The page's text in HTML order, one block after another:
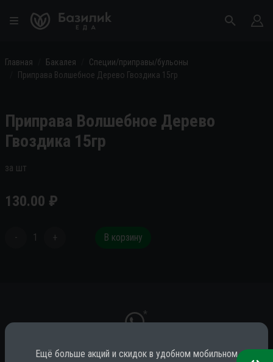
Главная Бакалея
Специи/приправы/бульоны
Приправа Волшебное Дерево Гвоздика 15гр
Приправа Волшебное Дерево
Гвоздика 15гр
за шт
130.00 ₽
- 1 + В корзину
*
Ещё больше акций и скидок в удобном мобильном